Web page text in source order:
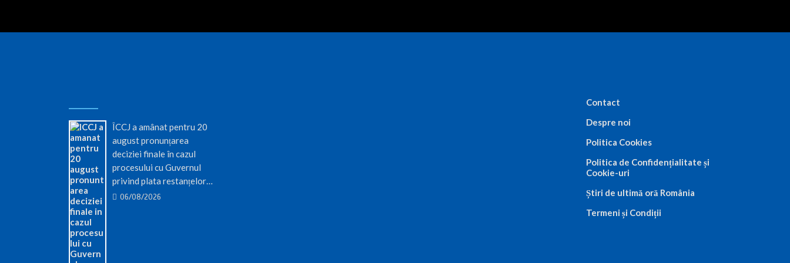
ÎCCJ a amânat pentru 20
august pronunțarea
deciziei finale în cazul
procesului cu Guvernul
privind plata restanțelor…
06/08/2026
Contact
Despre noi
Politica Cookies
Politica de Confidențialitate și
Cookie-uri
Știri de ultimă oră România
Termeni și Condiții